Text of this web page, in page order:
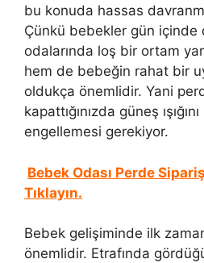
bu konuda hassas
Çünkü bebekler gün içinde
odalarında loş bir ortam
hem de bebeğin rahat bir
oldukça önemlidir. Yani
kapattığınızda güneş
engellemesi gerekiyor.
Bebek Odası Perde
Tıklayın.
Bebek gelişiminde ilk
önemlidir. Etrafında